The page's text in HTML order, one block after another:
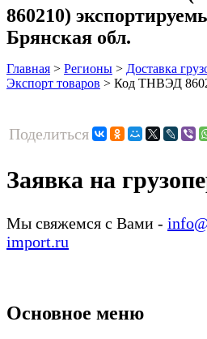
860210)
Брянская обл.
Главная > Регионы > Доставка
Экспорт товаров > Код ТНВЭД
Поделиться
Заявка на
Мы свяжемся с Вами -
import.ru
Основное меню